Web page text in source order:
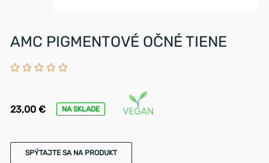
AMC PIGMENTOVÉ OČNÉ TIENE
23,00 € NA SKLADE
SPÝTAJTE SA NA PRODUKT